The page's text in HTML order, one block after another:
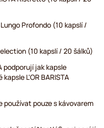
Profondo (10 kapslí /
(10 kapslí / 20 šálků)
podporují jak kapsle
L'OR BARISTA
používat pouze s kávovarem